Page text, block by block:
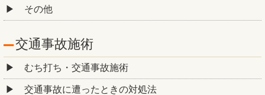
その他
交通事故施術
むち打ち・交通事故施術
交通事故に遭ったときの対処法